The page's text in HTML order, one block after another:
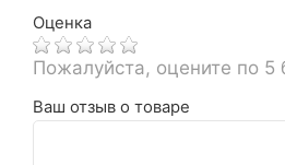
Оценка
Пожалуйста, оцените по 5
Ваш отзыв о товаре